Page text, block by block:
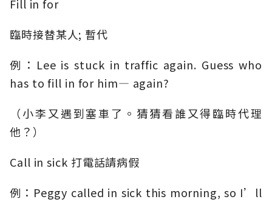
Fill in for
臨時接替某人; 暫代
例：Lee is stuck in traffic again. Guess who
has to fill in for him— again?
（小李又遇到塞車了。猜猜看誰又得臨時代理
他？）
Call in sick 打電話請病假
例：Peggy called in sick this morning, so I’ll